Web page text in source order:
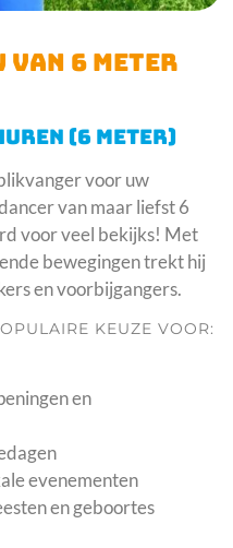
VAN 6 METER
(6 METER)
voor uw
van maar liefst 6
voor veel bekijks! Met
bewegingen trekt hij
en voorbijgangers.
KEUZE VOOR:
en
evenementen
en geboortes